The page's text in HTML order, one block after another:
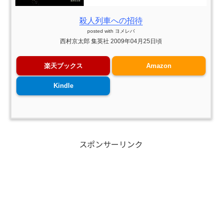
殺人列車への招待
posted with ヨメレバ
西村京太郎 集英社 2009年04月25日頃
楽天ブックス Amazon
Kindle
スポンサーリンク